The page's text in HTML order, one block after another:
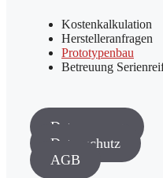
Kostenkalkulation
Herstelleranfragen
Prototypenbau
Betreuung
Datenauszug
Datenschutz
AGB